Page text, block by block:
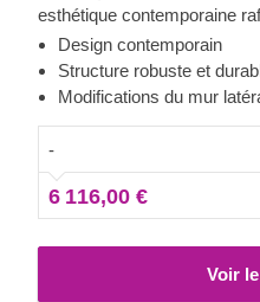
esthétique contemporaine
moderne et élégante, son
traditionnel à double pente,
deviendra rapidement un
modèle de carport
Design contemporain
Structure robuste et
Modifications du mur
-
6 116,00 €
Voir